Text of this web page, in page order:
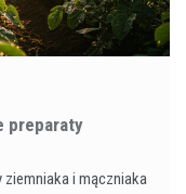
preparaty
i mączniaka